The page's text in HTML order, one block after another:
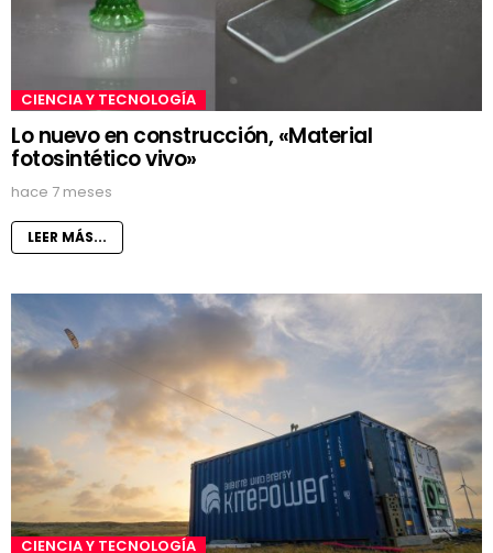
CIENCIA Y TECNOLOGÍA
Lo nuevo en construcción, «Material
fotosintético vivo»
hace 7 meses
LEER MÁS...
CIENCIA Y TECNOLOGÍA